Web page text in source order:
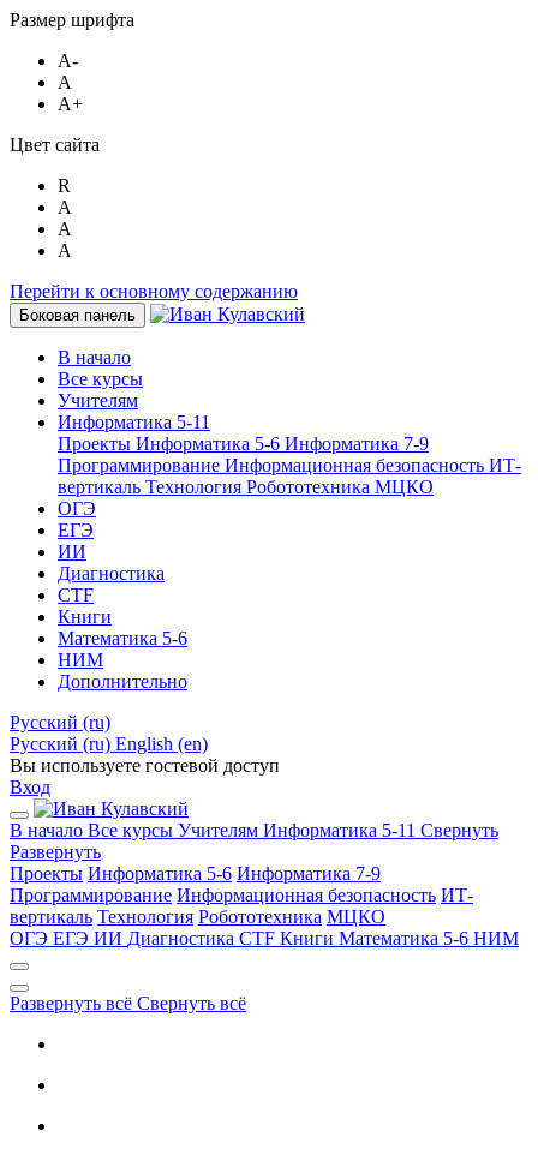
Размер шрифта
A-
A
A+
Цвет сайта
R
A
A
A
Перейти к основному содержанию
Боковая панель
В начало
Все курсы
Учителям
Информатика 5-11
Проекты Информатика 5-6 Информатика 7-9
Программирование Информационная безопасность ИТ-
вертикаль Технология Робототехника МЦКО
ОГЭ
ЕГЭ
ИИ
Диагностика
CTF
Книги
Математика 5-6
НИМ
Дополнительно
Русский ‎(ru)‎
Русский ‎(ru)‎ English ‎(en)‎
Вы используете гостевой доступ
Вход
В начало Все курсы Учителям Информатика 5-11 Свернуть
Развернуть
Проекты Информатика 5-6 Информатика 7-9
Программирование Информационная безопасность ИТ-
вертикаль Технология Робототехника МЦКО
ОГЭ ЕГЭ ИИ Диагностика CTF Книги Математика 5-6 НИМ
Развернуть всё Свернуть всё